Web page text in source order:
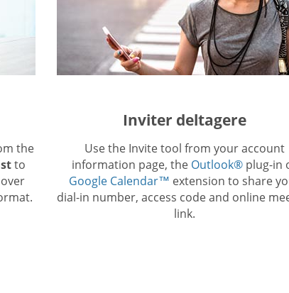
the
to
Inviter deltagere
Use the Invite tool from your account
information page, the Outlook® plug-in
Google Calendar™ extension to share
dial-in number, access code and online
link.